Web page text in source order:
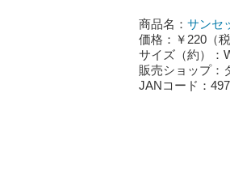
商品名： サンセ
価格：￥220（税
サイズ（約）：
販売ショップ：
JANコード：